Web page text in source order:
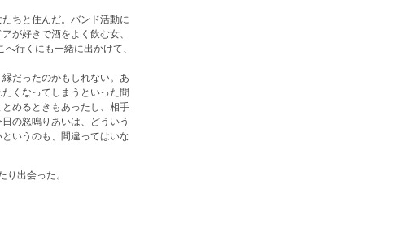
ちと住んだ。バンド活動に
が好きで酒をよく飲む女、
行くにも一緒に出かけて、
だったのかもしれない。あ
くなってしまうといった問
めるときもあったし、相手
の怒鳴りあいは、どういう
いうのも、間違ってはいな
出会った。